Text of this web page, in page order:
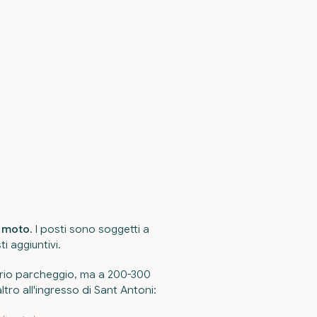
. I posti sono soggetti a
aggiuntivi.
parcheggio, ma a 200-300
all'ingresso di Sant Antoni: